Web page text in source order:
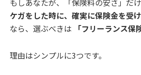
もしあなたが、「保険料の安さ」だけ
ケガをした時に、確実に保険金を受け
なら、選ぶべきは
「フリーランス保
理由はシンプルに3つです。